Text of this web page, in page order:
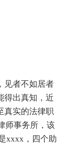
者不如居者
得出真知，近
真实的法律职
师事务所，该
xxxx，四个助